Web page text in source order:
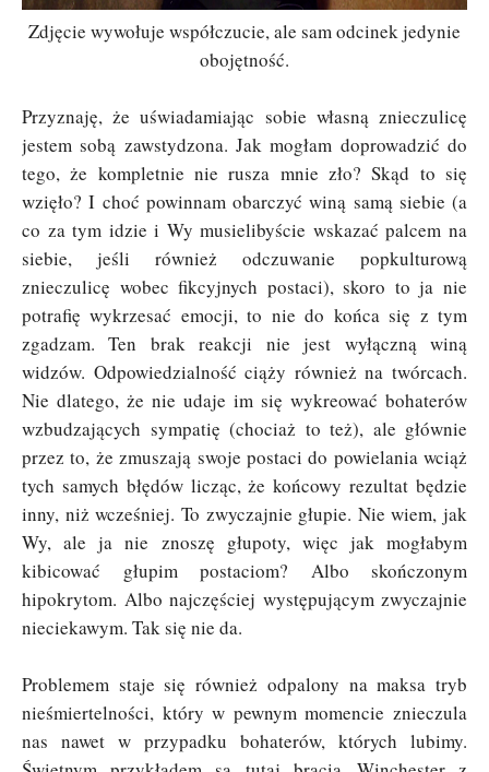
Zdjęcie wywołuje współczucie, ale sam odcinek jedynie
obojętność.
Przyznaję, że uświadamiając sobie własną znieczulicę
jestem sobą zawstydzona. Jak mogłam doprowadzić do
tego, że kompletnie nie rusza mnie zło? Skąd to się
wzięło? I choć powinnam obarczyć winą samą siebie (a
co za tym idzie i Wy musielibyście wskazać palcem na
siebie, jeśli również odczuwanie popkulturową
znieczulicę wobec fikcyjnych postaci), skoro to ja nie
potrafię wykrzesać emocji, to nie do końca się z tym
zgadzam. Ten brak reakcji nie jest wyłączną winą
widzów. Odpowiedzialność ciąży również na twórcach.
Nie dlatego, że nie udaje im się wykreować bohaterów
wzbudzających sympatię (chociaż to też), ale głównie
przez to, że zmuszają swoje postaci do powielania wciąż
tych samych błędów licząc, że końcowy rezultat będzie
inny, niż wcześniej. To zwyczajnie głupie. Nie wiem, jak
Wy, ale ja nie znoszę głupoty, więc jak mogłabym
kibicować głupim postaciom? Albo skończonym
hipokrytom. Albo najczęściej występującym zwyczajnie
nieciekawym. Tak się nie da.
Problemem staje się również odpalony na maksa tryb
nieśmiertelności, który w pewnym momencie znieczula
nas nawet w przypadku bohaterów, których lubimy.